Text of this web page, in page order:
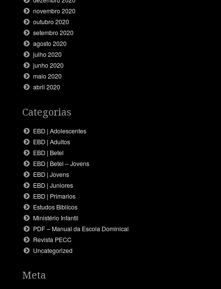
novembro 2020
outubro 2020
setembro 2020
agosto 2020
julho 2020
junho 2020
maio 2020
abril 2020
Categorias
EBD | Adolescentes
EBD | Adultos
EBD | Betel
EBD | Betel – Jovens
EBD | Jovens
EBD | Juniores
EBD | Primarios
Estudos Biblícos
Ministério Infantil
PDF – Manual da Escola Dominical
Revista PECC
Uncategorized
Meta